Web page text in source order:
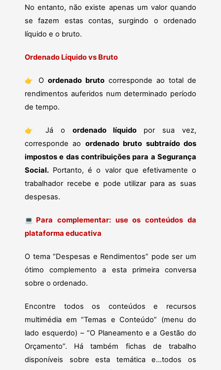
No entanto, não existe apenas um valor quando
se fazem estas contas, surgindo o ordenado
líquido e o bruto.
Ordenado Líquido vs Bruto
👉 O ordenado bruto corresponde ao total de
rendimentos auferidos num determinado período
de tempo.
👉 Já o ordenado líquido por sua vez,
corresponde ao ordenado bruto subtraído dos
impostos e das contribuições para a Segurança
Social. Portanto, é o valor que efetivamente o
trabalhador recebe e pode utilizar para as suas
despesas.
💻 Para complementar: use os conteúdos da
plataforma educativa
O tema “Despesas e Rendimentos” pode ser um
ótimo complemento a esta primeira conversa
sobre o ordenado.
Encontre todos os conteúdos e recursos
multimédia em “Temas e Conteúdo” (menu do
lado esquerdo) – “O Planeamento e a Gestão do
Orçamento”. Há também fichas de trabalho
disponíveis sobre esta temática e…todos os